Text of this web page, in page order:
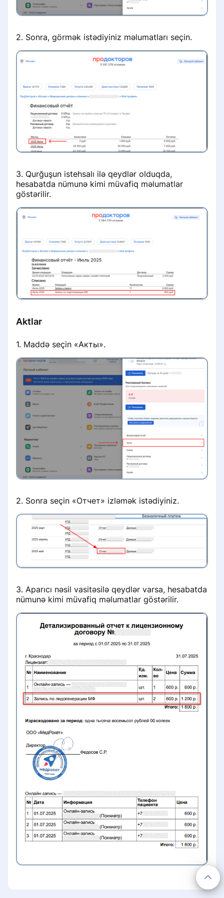
«Сила отзыва»: партнёрская
программа от ПроДокторов
2. Sonra, görmək istədiyiniz məlumatları seçin.
3. Qurğuşun istehsalı ilə qeydlər olduqda,
hesabatda nümunə kimi müvafiq məlumatlar
göstərilir.
Aktlar
1. Maddə seçin «Акты».
2. Sonra seçin «Отчет» izləmək istədiyiniz.
3. Aparıcı nəsil vasitəsilə qeydlər varsa, hesabatda
nümunə kimi müvafiq məlumatlar göstərilir.